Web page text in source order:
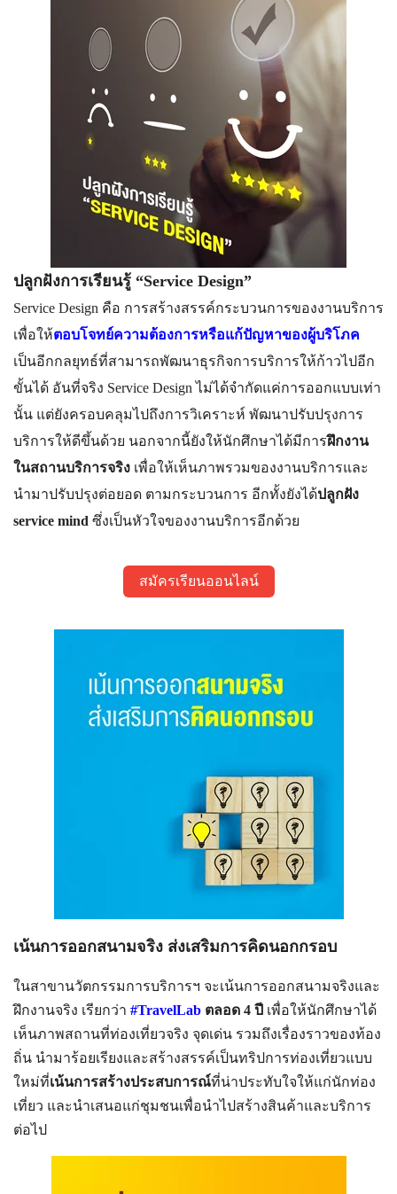
ปลูกฝังการเรียนรู้ “Service Design”
Service Design คือ การสร้างสรรค์กระบวนการของงานบริการ
เพื่อให้ตอบโจทย์ความต้องการหรือแก้ปัญหาของผู้บริโภค
เป็นอีกกลยุทธ์ที่สามารถพัฒนาธุรกิจการบริการให้ก้าวไปอีก
ขั้นได้ อันที่จริง Service Design ไม่ได้จำกัดแค่การออกแบบเท่า
นั้น แต่ยังครอบคลุมไปถึงการวิเคราะห์ พัฒนาปรับปรุงการ
บริการให้ดีขึ้นด้วย นอกจากนี้ยังให้นักศึกษาได้มีการฝึกงาน
ในสถานบริการจริง เพื่อให้เห็นภาพรวมของงานบริการและ
นำมาปรับปรุงต่อยอด ตามกระบวนการ อีกทั้งยังได้ปลูกฝัง
service mind ซึ่งเป็นหัวใจของงานบริการอีกด้วย
สมัครเรียนออนไลน์
เน้นการออกสนามจริง ส่งเสริมการคิดนอกกรอบ
ในสาขานวัตกรรมการบริการฯ จะเน้นการออกสนามจริงและ
ฝึกงานจริง เรียกว่า #TravelLab ตลอด 4 ปี เพื่อให้นักศึกษาได้
เห็นภาพสถานที่ท่องเที่ยวจริง จุดเด่น รวมถึงเรื่องราวของท้อง
ถิ่น นำมาร้อยเรียงและสร้างสรรค์เป็นทริปการท่องเที่ยวแบบ
ใหม่ที่เน้นการสร้างประสบการณ์ที่น่าประทับใจให้แก่นักท่อง
เที่ยว และนำเสนอแก่ชุมชนเพื่อนำไปสร้างสินค้าและบริการ
ต่อไป